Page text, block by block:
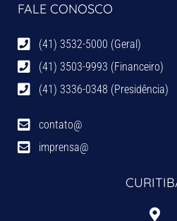
FALE CONOSCO
(41) 3532-5000 (Geral)
(41) 3503-9993 (Financeiro)
(41) 3336-0348 (Presidência)
contato@
imprensa@